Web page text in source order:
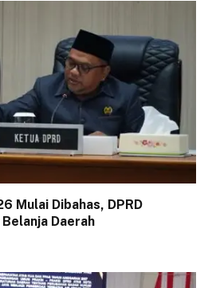
Mulai Dibahas, DPRD
Daerah